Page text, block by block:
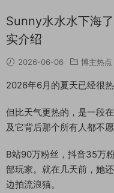
Sunny水水水下海
实介绍
2026-06-06 博主热点
2026年6月的夏天已经很热
但比天气更热的，是一段
及它背后那个所有人都不
B站90万粉丝，抖音35万
部玩家。就在几天前，她
边拍流浪猫。